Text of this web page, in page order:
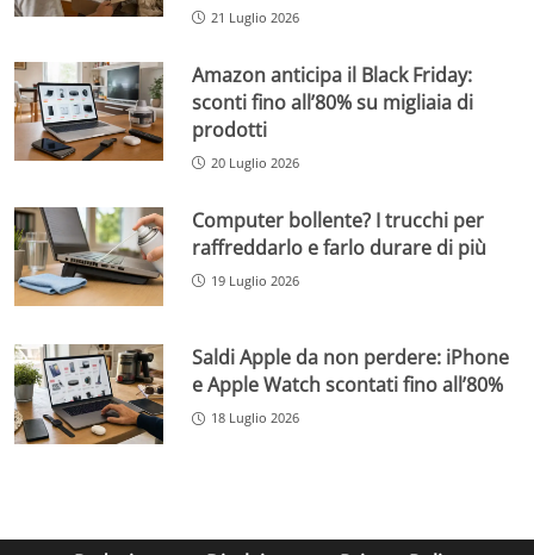
21 Luglio 2026
Amazon anticipa il Black Friday:
sconti fino all’80% su migliaia di
prodotti
20 Luglio 2026
Computer bollente? I trucchi per
raffreddarlo e farlo durare di più
19 Luglio 2026
Saldi Apple da non perdere: iPhone
e Apple Watch scontati fino all’80%
18 Luglio 2026